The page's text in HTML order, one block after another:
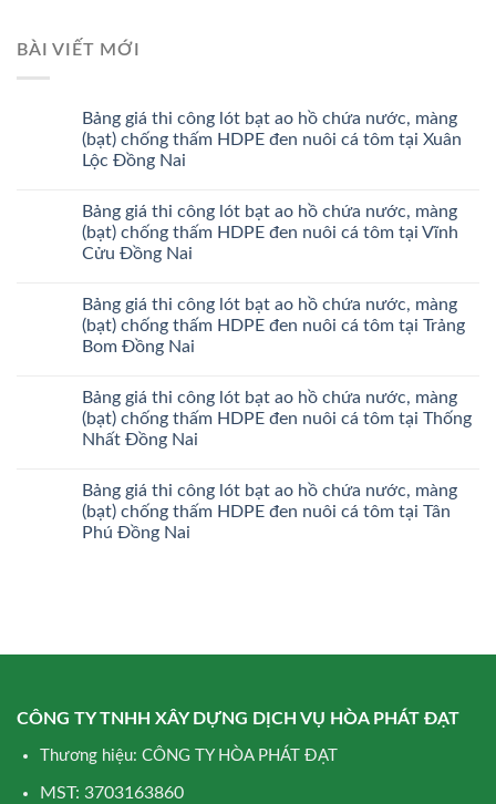
BÀI VIẾT MỚI
Bảng giá thi công lót bạt ao hồ chứa nước, màng
(bạt) chống thấm HDPE đen nuôi cá tôm tại Xuân
Lộc Đồng Nai
Bảng giá thi công lót bạt ao hồ chứa nước, màng
(bạt) chống thấm HDPE đen nuôi cá tôm tại Vĩnh
Cửu Đồng Nai
Bảng giá thi công lót bạt ao hồ chứa nước, màng
(bạt) chống thấm HDPE đen nuôi cá tôm tại Trảng
Bom Đồng Nai
Bảng giá thi công lót bạt ao hồ chứa nước, màng
(bạt) chống thấm HDPE đen nuôi cá tôm tại Thống
Nhất Đồng Nai
Bảng giá thi công lót bạt ao hồ chứa nước, màng
(bạt) chống thấm HDPE đen nuôi cá tôm tại Tân
Phú Đồng Nai
CÔNG TY TNHH XÂY DỰNG DỊCH VỤ HÒA PHÁT ĐẠT
Thương hiệu: CÔNG TY HÒA PHÁT ĐẠT
MST: 3703163860